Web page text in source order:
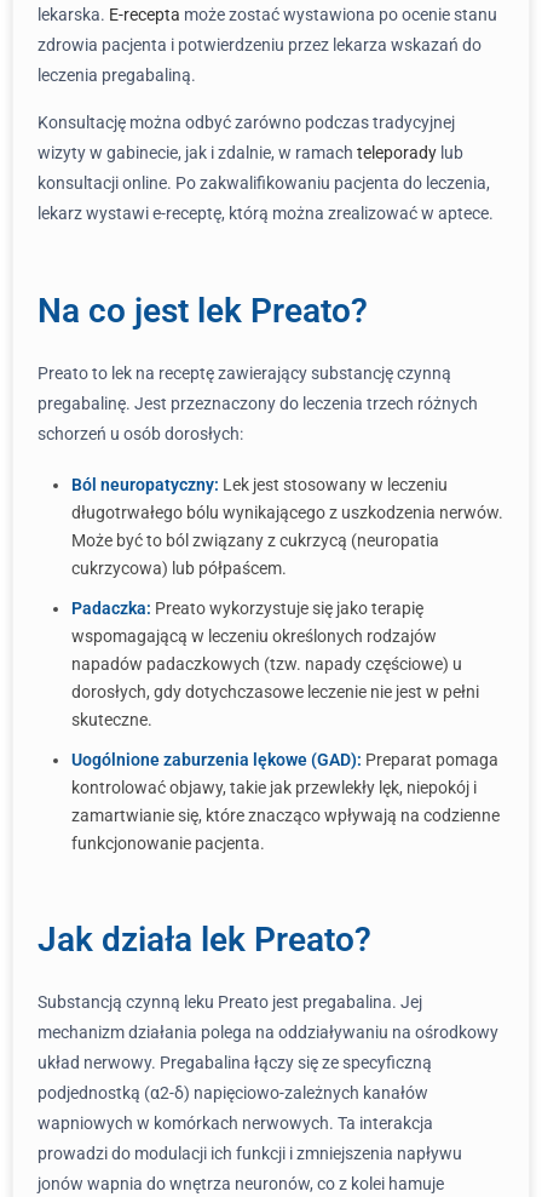
lekarska. E-recepta może zostać wystawiona po ocenie stanu
zdrowia pacjenta i potwierdzeniu przez lekarza wskazań do
leczenia pregabaliną.
Konsultację można odbyć zarówno podczas tradycyjnej
wizyty w gabinecie, jak i zdalnie, w ramach teleporady lub
konsultacji online. Po zakwalifikowaniu pacjenta do leczenia,
lekarz wystawi e-receptę, którą można zrealizować w aptece.
Na co jest lek Preato?
Preato to lek na receptę zawierający substancję czynną
pregabalinę. Jest przeznaczony do leczenia trzech różnych
schorzeń u osób dorosłych:
Ból neuropatyczny: Lek jest stosowany w leczeniu
długotrwałego bólu wynikającego z uszkodzenia nerwów.
Może być to ból związany z cukrzycą (neuropatia
cukrzycowa) lub półpaścem.
Padaczka: Preato wykorzystuje się jako terapię
wspomagającą w leczeniu określonych rodzajów
napadów padaczkowych (tzw. napady częściowe) u
dorosłych, gdy dotychczasowe leczenie nie jest w pełni
skuteczne.
Uogólnione zaburzenia lękowe (GAD): Preparat pomaga
kontrolować objawy, takie jak przewlekły lęk, niepokój i
zamartwianie się, które znacząco wpływają na codzienne
funkcjonowanie pacjenta.
Jak działa lek Preato?
Substancją czynną leku Preato jest pregabalina. Jej
mechanizm działania polega na oddziaływaniu na ośrodkowy
układ nerwowy. Pregabalina łączy się ze specyficzną
podjednostką (α2-δ) napięciowo-zależnych kanałów
wapniowych w komórkach nerwowych. Ta interakcja
prowadzi do modulacji ich funkcji i zmniejszenia napływu
jonów wapnia do wnętrza neuronów, co z kolei hamuje